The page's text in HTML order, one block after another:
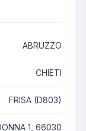
ABRUZZO
CHIETI
FRISA (D803)
1, 66030